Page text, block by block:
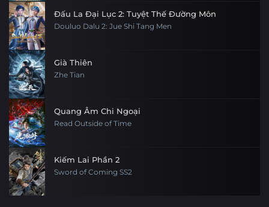
Đấu La Đại Lục 2: Tuyệt Thế Đường Môn
Douluo Dalu 2: Jue Shi Tang Men
Già Thiên
Zhe Tian
Quang Âm Chi Ngoại
Read Outside of Time
Kiếm Lai Phần 2
Sword of Coming SS2